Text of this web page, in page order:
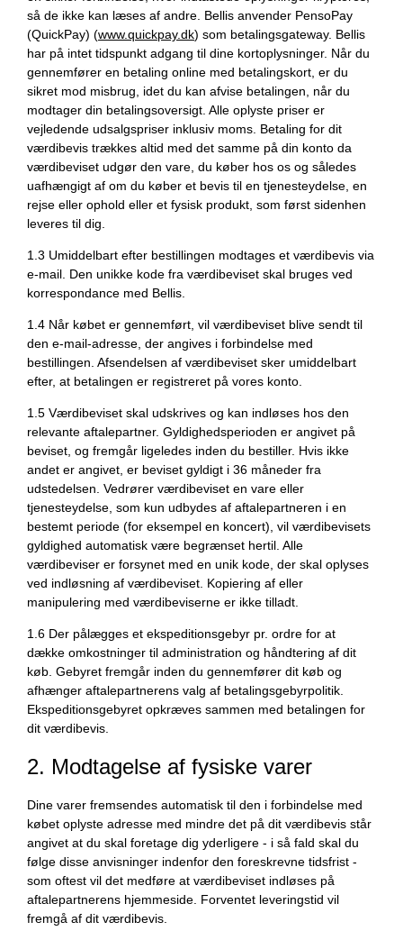
så de ikke kan læses af andre. Bellis anvender PensoPay
(QuickPay) (www.quickpay.dk) som betalingsgateway. Bellis
har på intet tidspunkt adgang til dine kortoplysninger. Når du
gennemfører en betaling online med betalingskort, er du
sikret mod misbrug, idet du kan afvise betalingen, når du
modtager din betalingsoversigt. Alle oplyste priser er
vejledende udsalgspriser inklusiv moms. Betaling for dit
værdibevis trækkes altid med det samme på din konto da
værdibeviset udgør den vare, du køber hos os og således
uafhængigt af om du køber et bevis til en tjenesteydelse, en
rejse eller ophold eller et fysisk produkt, som først sidenhen
leveres til dig.
1.3 Umiddelbart efter bestillingen modtages et værdibevis via
e-mail. Den unikke kode fra værdibeviset skal bruges ved
korrespondance med Bellis.
1.4 Når købet er gennemført, vil værdibeviset blive sendt til
den e-mail-adresse, der angives i forbindelse med
bestillingen. Afsendelsen af værdibeviset sker umiddelbart
efter, at betalingen er registreret på vores konto.
1.5 Værdibeviset skal udskrives og kan indløses hos den
relevante aftalepartner. Gyldighedsperioden er angivet på
beviset, og fremgår ligeledes inden du bestiller. Hvis ikke
andet er angivet, er beviset gyldigt i 36 måneder fra
udstedelsen. Vedrører værdibeviset en vare eller
tjenesteydelse, som kun udbydes af aftalepartneren i en
bestemt periode (for eksempel en koncert), vil værdibevisets
gyldighed automatisk være begrænset hertil. Alle
værdibeviser er forsynet med en unik kode, der skal oplyses
ved indløsning af værdibeviset. Kopiering af eller
manipulering med værdibeviserne er ikke tilladt.
1.6 Der pålægges et ekspeditionsgebyr pr. ordre for at
dække omkostninger til administration og håndtering af dit
køb. Gebyret fremgår inden du gennemfører dit køb og
afhænger aftalepartnerens valg af betalingsgebyrpolitik.
Ekspeditionsgebyret opkræves sammen med betalingen for
dit værdibevis.
2. Modtagelse af fysiske varer
Dine varer fremsendes automatisk til den i forbindelse med
købet oplyste adresse med mindre det på dit værdibevis står
angivet at du skal foretage dig yderligere - i så fald skal du
følge disse anvisninger indenfor den foreskrevne tidsfrist -
som oftest vil det medføre at værdibeviset indløses på
aftalepartnerens hjemmeside. Forventet leveringstid vil
fremgå af dit værdibevis.